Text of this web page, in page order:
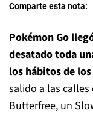
Comparte esta nota:
Pokémon Go
desatado toda
los hábitos de
salido a las
Butterfree, un